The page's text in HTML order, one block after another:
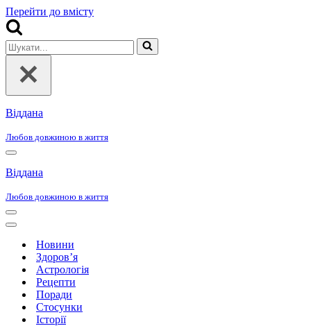
Перейти до вмісту
Шукати...
Віддана
Любов довжиною в життя
Меню
навігації
Віддана
Любов довжиною в життя
Меню
навігації
Меню
навігаціїНовини
Здоров’я
Астрологія
Рецепти
Поради
Стосунки
Історії